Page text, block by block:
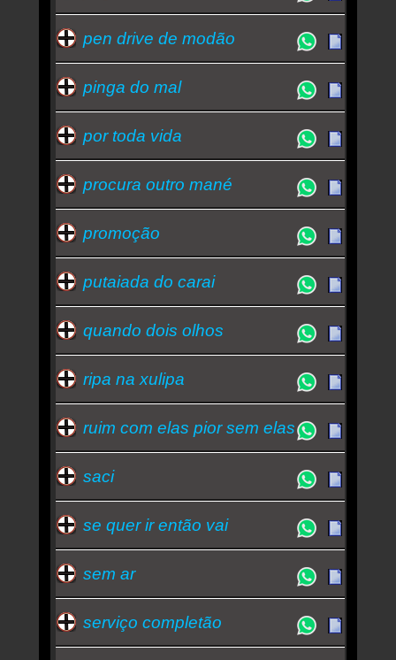
pen drive de modão
pinga do mal
por toda vida
procura outro mané
promoção
putaiada do carai
quando dois olhos
ripa na xulipa
ruim com elas pior sem elas
saci
se quer ir então vai
sem ar
serviço completão